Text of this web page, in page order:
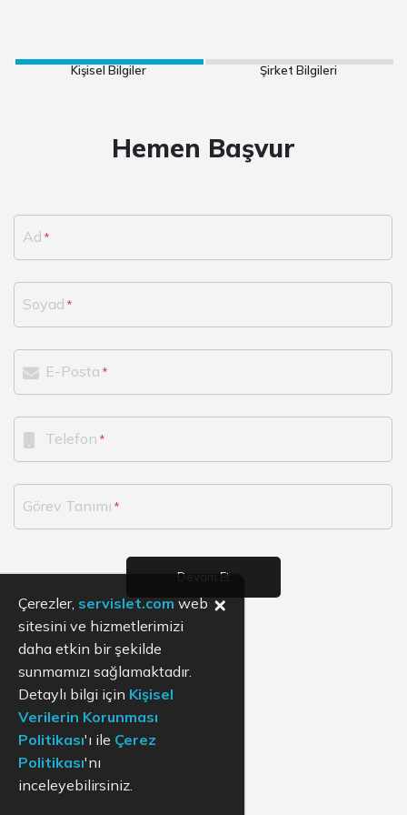
Kişisel Bilgiler Şirket Bilgileri
Hemen Başvur
Ad
Soyad
E-Posta
Telefon
Görev Tanımı
Devam Et
Çerezler, servislet.com web
sitesini ve hizmetlerimizi
daha etkin bir şekilde
sunmamızı sağlamaktadır.
Detaylı bilgi için Kişisel
Verilerin Korunması
Politikası'ı ile Çerez
Politikası'nı
inceleyebilirsiniz.
×